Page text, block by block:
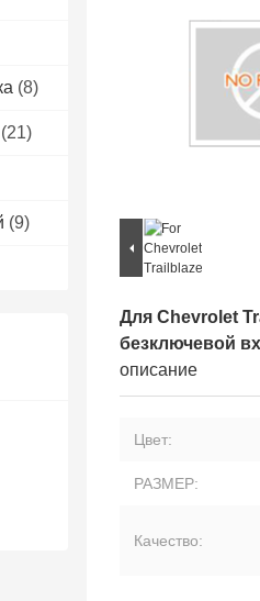
(8)
(21)
(9)
Для Chevrolet
безключевой
описание
Цвет:
РАЗМЕР:
Качество: